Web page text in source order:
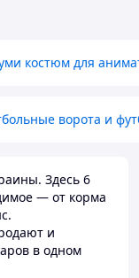
костюм для
ворота и
Здесь 6
— от корма
и
в одном